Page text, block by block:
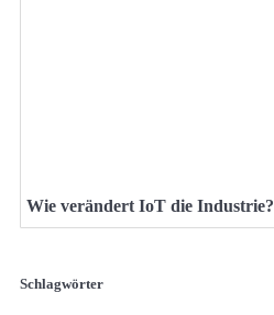
Wie verändert IoT die Industrie?
Schlagwörter